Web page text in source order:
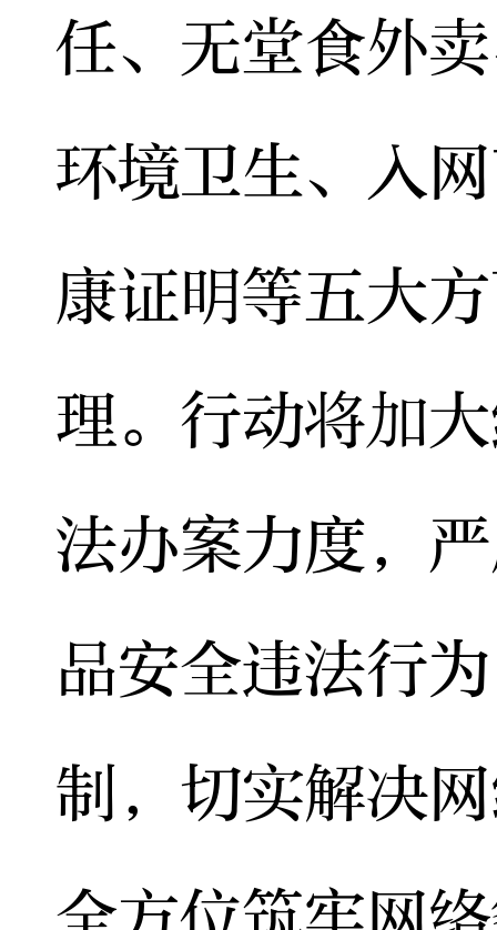
任、无堂食外
环境卫生、入
康证明等五大
理。行动将加
法办案力度，
品安全违法行
制，切实解决